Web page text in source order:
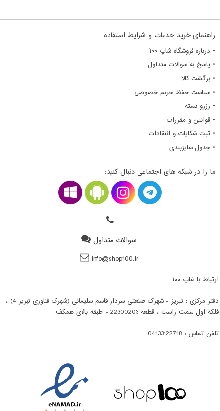
راهنمای خرید خدمات و شرایط استفاده
• درباره فروشگاه شاپ ۱۰۰
• پاسخ به سوالات متداول
• برگشت کالا
• سیاست حفظ حریم خصوصی
• رزرو بسته
• قوانین و مقررات
• ثبت شکایات و انتقادات
• جدول سایزبندی
ما را در شبکه های اجتماعی دنبال کنید:
سوالات متداول
info@shop100.ir
ارتباط با شاپ ۱۰۰
دفتر مرکزی : تبریز - شهرک صنعتی سردار قاسم سلیمانی (شهرک فناوری تبریز 4) ،
فلکه اول سمت راست ، قطعه 22300203 - طبقه بالای همکف
تلفن تماس : 04133122718